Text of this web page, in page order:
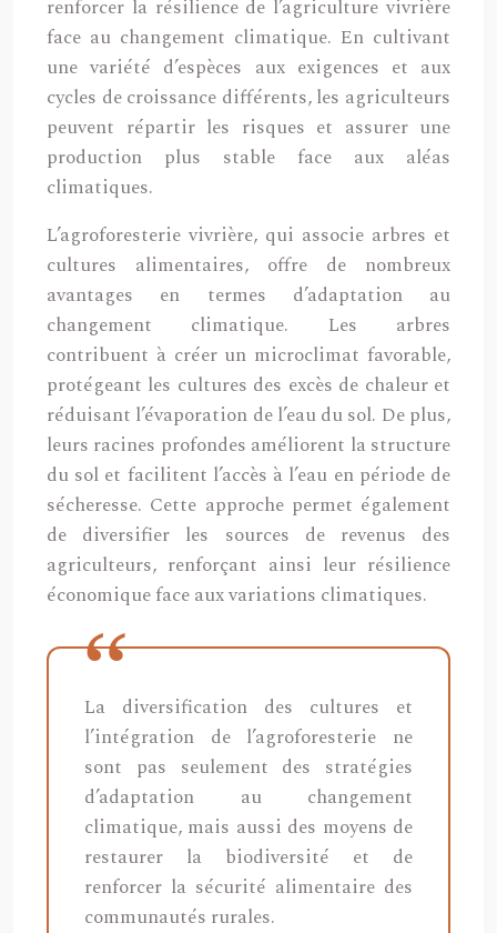
renforcer la résilience de l’agriculture vivrière
face au changement climatique. En cultivant
une variété d’espèces aux exigences et aux
cycles de croissance différents, les agriculteurs
peuvent répartir les risques et assurer une
production plus stable face aux aléas
climatiques.
L’agroforesterie vivrière, qui associe arbres et
cultures alimentaires, offre de nombreux
avantages en termes d’adaptation au
changement climatique. Les arbres
contribuent à créer un microclimat favorable,
protégeant les cultures des excès de chaleur et
réduisant l’évaporation de l’eau du sol. De plus,
leurs racines profondes améliorent la structure
du sol et facilitent l’accès à l’eau en période de
sécheresse. Cette approche permet également
de diversifier les sources de revenus des
agriculteurs, renforçant ainsi leur résilience
économique face aux variations climatiques.
La diversification des cultures et
l’intégration de l’agroforesterie ne
sont pas seulement des stratégies
d’adaptation au changement
climatique, mais aussi des moyens de
restaurer la biodiversité et de
renforcer la sécurité alimentaire des
communautés rurales.